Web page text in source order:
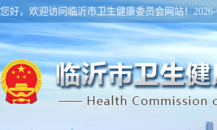
您好，欢迎访问临沂市卫生健康委员会网站！